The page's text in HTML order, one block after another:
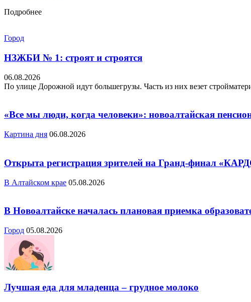
Подробнее
Город
НЗЖБИ № 1: строят и строятся
06.08.2026
По улице Дорожной идут большегрузы. Часть из них везет
«Все мы люди, когда человеки»: новоалтайская
Картина дня 06.08.2026
Открыта регистрация зрителей на Гранд-финал
В Алтайском крае 05.08.2026
В Новоалтайске началась плановая приемка
Город 05.08.2026
Лучшая еда для младенца – грудное молоко